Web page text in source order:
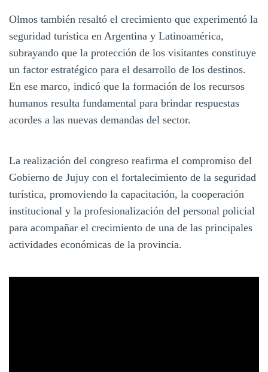
Olmos también resaltó el crecimiento que experimentó la
seguridad turística en Argentina y Latinoamérica,
subrayando que la protección de los visitantes constituye
un factor estratégico para el desarrollo de los destinos.
En ese marco, indicó que la formación de los recursos
humanos resulta fundamental para brindar respuestas
acordes a las nuevas demandas del sector.
La realización del congreso reafirma el compromiso del
Gobierno de Jujuy con el fortalecimiento de la seguridad
turística, promoviendo la capacitación, la cooperación
institucional y la profesionalización del personal policial
para acompañar el crecimiento de una de las principales
actividades económicas de la provincia.